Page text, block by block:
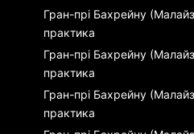
Гран-прі Бахрейну
практика
Гран-прі Бахрейну
практика
Гран-прі Бахрейну
практика